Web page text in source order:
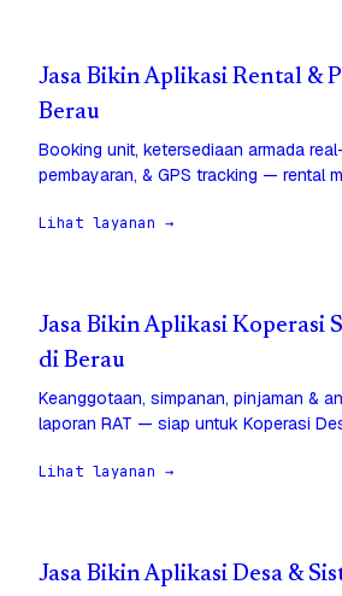
Jasa Bikin Aplikasi Rental &
Berau
Booking unit, ketersediaan armada
pembayaran, & GPS tracking — rental
Lihat layanan →
Jasa Bikin Aplikasi Koperasi
di Berau
Keanggotaan, simpanan, pinjaman &
laporan RAT — siap untuk Koperasi
Lihat layanan →
Jasa Bikin Aplikasi Desa &